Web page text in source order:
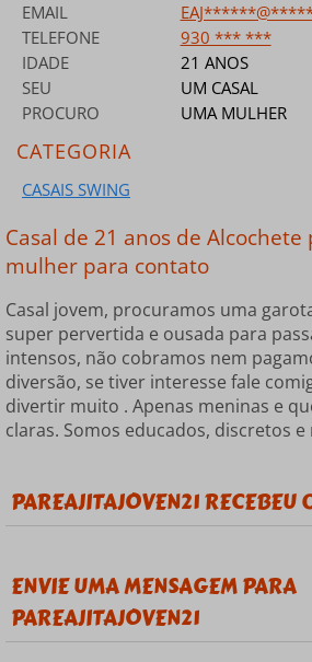
EMAIL
TELEFONE
930 *** ***
IDADE
21 ANOS
SEU
UM CASAL
PROCURO
UMA MULHER
CATEGORIA
CASAIS SWING
Casal de 21 anos de
mulher para contato
Casal jovem, procuramos uma
super pervertida e ousada para
intensos, não cobramos nem
diversão, se tiver interesse fale
divertir muito . Apenas meninas e
claras. Somos educados, discretos
PAREAJITAJOVEN21 RECEBEU
ENVIE UMA MENSAGEM PARA
PAREAJITAJOVEN21